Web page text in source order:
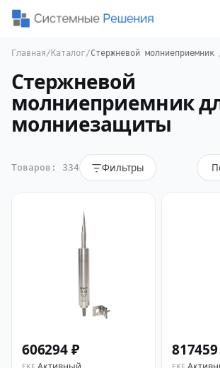
Главная/ Каталог/Стержневой молниеприемник
Стержневой
молниеприемник
молниезащиты
Товаров: 334 Фильтры
606294 ₽